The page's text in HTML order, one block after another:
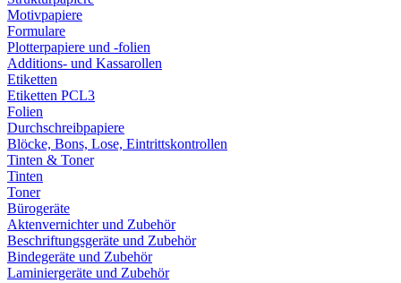
Motivpapiere
Formulare
Plotterpapiere und -folien
Additions- und Kassarollen
Etiketten
Etiketten PCL3
Folien
Durchschreibpapiere
Blöcke, Bons, Lose, Eintrittskontrollen
Tinten & Toner
Tinten
Toner
Bürogeräte
Aktenvernichter und Zubehör
Beschriftungsgeräte und Zubehör
Bindegeräte und Zubehör
Laminiergeräte und Zubehör